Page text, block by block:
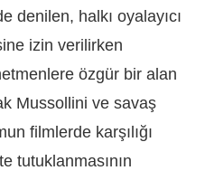
denilen, halkı oyalayıcı
izin verilirken
özgür bir alan
Mussollini ve savaş
filmlerde karşılığı
tutuklanmasının